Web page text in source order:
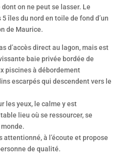
dont on ne peut se lasser. Le
îles du nord en toile de fond d’un
de Maurice.
d’accès direct au lagon, mais est
baie privée bordée de
piscines à débordement
escarpés qui descendent vers le
les yeux, le calme y est
lieu où se ressourcer, se
attentionné, à l’écoute et propose
de qualité.